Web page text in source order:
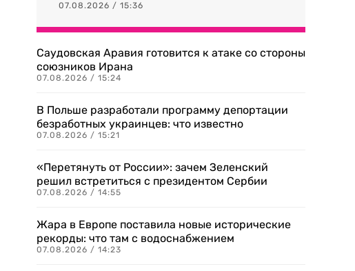
07.08.2026 / 15:36
Саудовская Аравия готовится к атаке со стороны
союзников Ирана
07.08.2026 / 15:24
В Польше разработали программу депортации
безработных украинцев: что известно
07.08.2026 / 15:21
«Перетянуть от России»: зачем Зеленский
решил встретиться с президентом Сербии
07.08.2026 / 14:55
Жара в Европе поставила новые исторические
рекорды: что там с водоснабжением
07.08.2026 / 14:23